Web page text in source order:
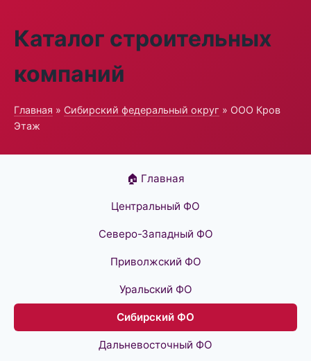
Каталог строительных
компаний
Главная » Сибирский федеральный округ » ООО Кров
Этаж
🏠 Главная
Центральный ФО
Северо-Западный ФО
Приволжский ФО
Уральский ФО
Сибирский ФО
Дальневосточный ФО